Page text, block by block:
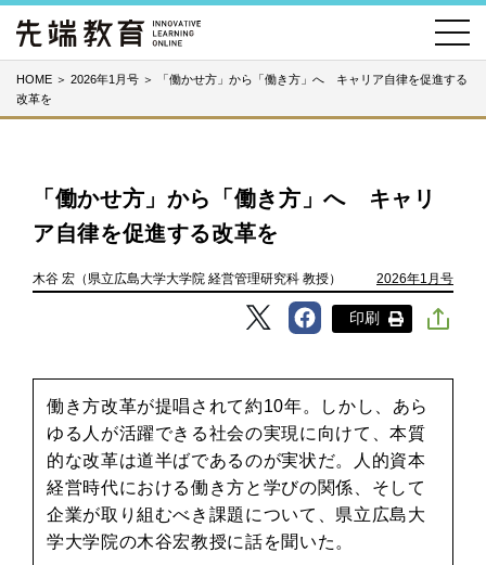
HOME ＞ 2026年1月号 ＞
「働かせ方」から「働き方」へ キャリア自律を促進する
改革を
「働かせ方」から「働き方」へ キャリ
ア自律を促進する改革を
木谷 宏（県立広島大学大学院 経営管理研究科 教授） 2026年1月号
印刷
働き方改革が提唱されて約10年。しかし、あら
ゆる人が活躍できる社会の実現に向けて、本質
的な改革は道半ばであるのが実状だ。人的資本
経営時代における働き方と学びの関係、そして
企業が取り組むべき課題について、県立広島大
学大学院の木谷宏教授に話を聞いた。